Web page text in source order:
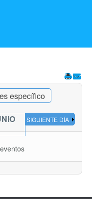
específico
SIGUIENTE DÍA